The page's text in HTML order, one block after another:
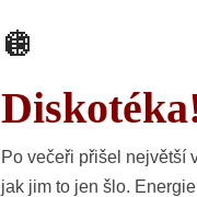
🪩
Po večeři přišel největší
jak jim to jen šlo. Energie